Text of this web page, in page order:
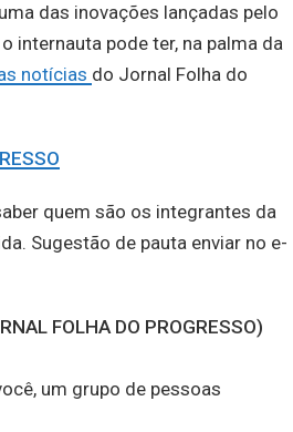
das inovações lançadas pelo
internauta pode ter, na palma da
notícias do Jornal Folha do
quem são os integrantes da
Sugestão de pauta enviar no e-
FOLHA DO PROGRESSO)
um grupo de pessoas